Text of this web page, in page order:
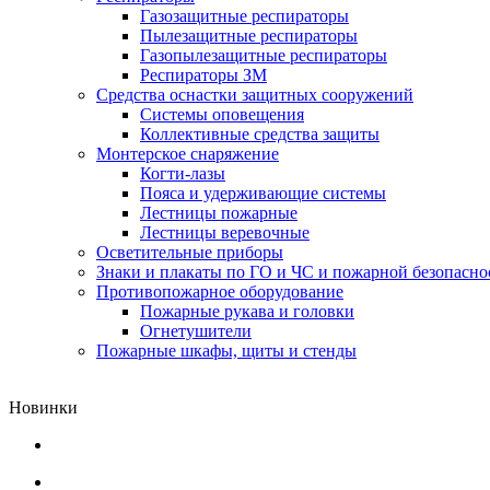
Газозащитные респираторы
Пылезащитные респираторы
Газопылезащитные респираторы
Респираторы ЗМ
Средства оснастки защитных сооружений
Системы оповещения
Коллективные средства защиты
Монтерское снаряжение
Когти-лазы
Пояса и удерживающие системы
Лестницы пожарные
Лестницы веревочные
Осветительные приборы
Знаки и плакаты по ГО и ЧС и пожарной
Противопожарное оборудование
Пожарные рукава и головки
Огнетушители
Пожарные шкафы, щиты и стенды
Новинки